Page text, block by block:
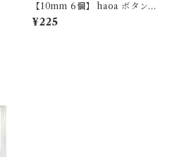
【10mm 6個】 haoa ボタン 4
つ穴ボタン 樹脂 シャツ 子供
艶ありシンプル 洋裁 洋服 手芸
¥225